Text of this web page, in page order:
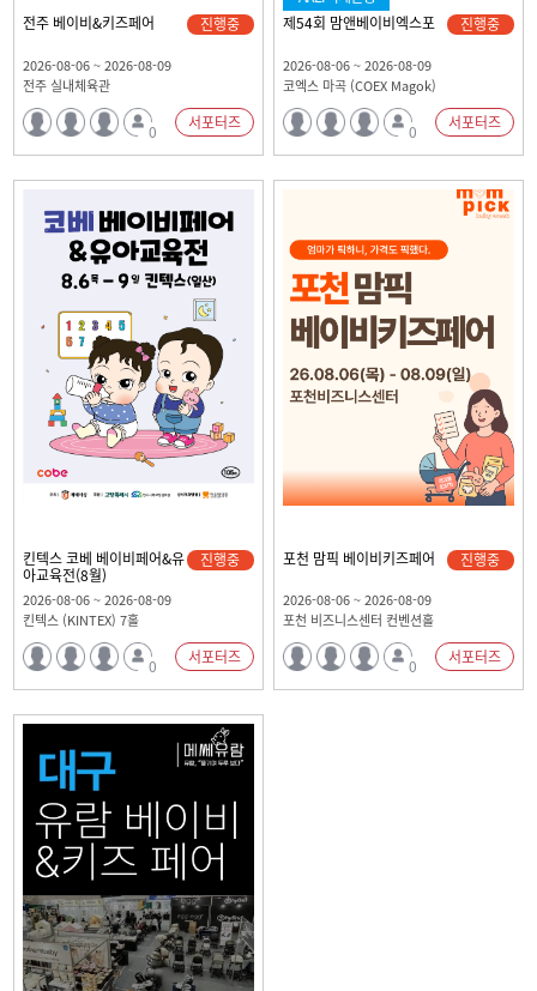
전주 베이비&키즈페어 진행중
2026-08-06 ~ 2026-08-09
전주 실내체육관
0 서포터즈
제54회 맘앤베이비엑스포
진행중
2026-08-06 ~ 2026-08-09
코엑스 마곡 (COEX Magok)
0 서포터즈
킨텍스 코베 베이비페어&유
아교육전(8월)
진행중
2026-08-06 ~ 2026-08-09
킨텍스 (KINTEX) 7홀
0 서포터즈
포천 맘픽 베이비키즈페어 진행중
2026-08-06 ~ 2026-08-09
포천 비즈니스센터 컨벤션홀
0 서포터즈